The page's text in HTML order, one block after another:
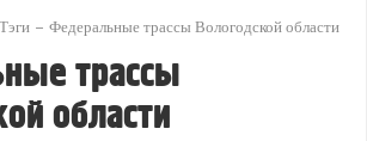
Тэги Федеральные трассы Вологодской области
трассы
области